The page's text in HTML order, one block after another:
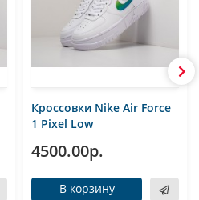
Кроссовки Nike Air Force
1 Pixel Low
4500.00р.
В корзину